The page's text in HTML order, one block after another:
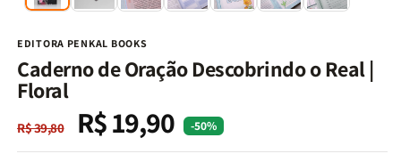
janela
EDITORA PENKAL BOOKS
Caderno de Oração Descobrindo o Real |
Floral
Preço
normal
R$ 39,80
Preço
promocional
R$ 19,90 -50%